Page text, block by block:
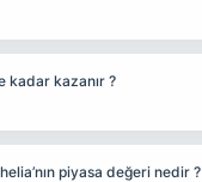
kadar kazanır ?
piyasa değeri nedir ?